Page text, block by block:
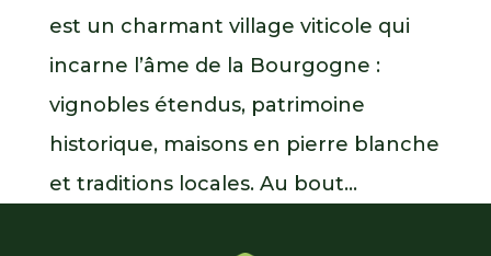
est un charmant village viticole qui
incarne l’âme de la Bourgogne :
vignobles étendus, patrimoine
historique, maisons en pierre blanche
et traditions locales. Au bout...